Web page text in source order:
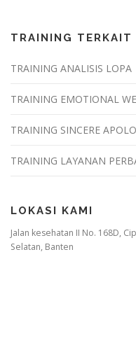
TRAINING TERKAIT
TRAINING ANALISIS LOPA
TRAINING EMOTIONAL
TRAINING SINCERE
TRAINING LAYANAN
LOKASI KAMI
Jalan kesehatan II No. 168D,
Selatan, Banten